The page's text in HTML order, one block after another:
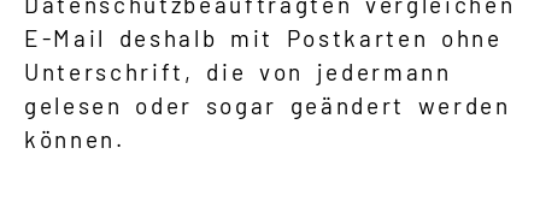
E-Mail deshalb mit Postkarten ohne
Unterschrift, die von jedermann
gelesen oder sogar geändert werden
können.